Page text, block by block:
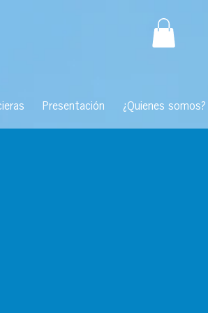
Presentación ¿Quienes somos?